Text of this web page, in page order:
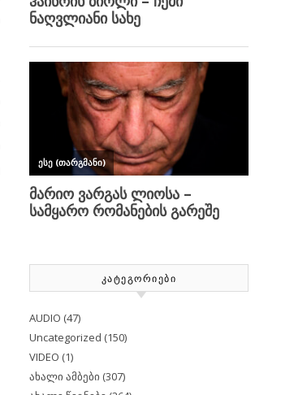
ᲙᲐᲢᲔᲒᲝᲠᲘᲔᲑᲘ
AUDIO (47)
Uncategorized (150)
VIDEO (1)
ახალი ამბები (307)